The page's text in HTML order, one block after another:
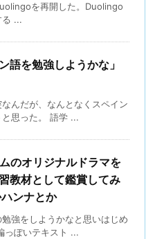
を再開した。Duolingo
る ...
語を勉強しようかな」
んだが、なんとなくスペイン
思った。 語学 ...
のオリジナルドラマを
教材として鑑賞してみ
ンナとか
強をしようかなと思いはじめ
っぽいテキスト ...